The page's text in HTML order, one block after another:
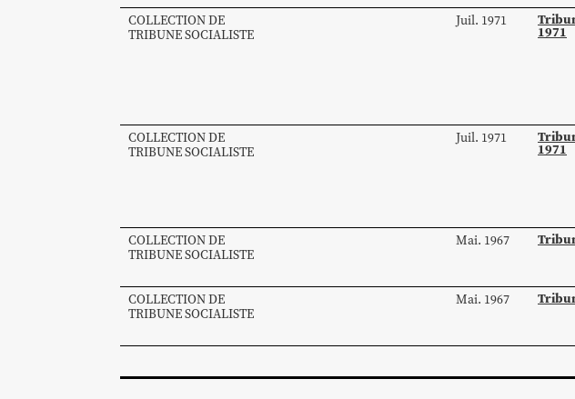
COLLECTION DE
TRIBUNE SOCIALISTE
Juil. 1971
1971
COLLECTION DE
TRIBUNE SOCIALISTE
Juil. 1971
1971
COLLECTION DE
TRIBUNE SOCIALISTE
Mai. 1967
COLLECTION DE
TRIBUNE SOCIALISTE
Mai. 1967